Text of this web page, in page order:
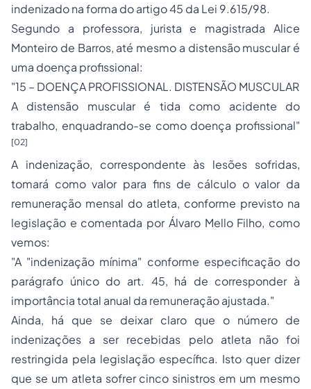
indenizado na forma do artigo 45 da Lei 9.615/98.
Segundo a professora, jurista e magistrada Alice
Monteiro de Barros, até mesmo a distensão muscular é
uma doença profissional:
"15 – DOENÇA PROFISSIONAL. DISTENSÃO MUSCULAR
A distensão muscular é tida como acidente do
trabalho, enquadrando-se como doença profissional"
[02]
A indenização, correspondente às lesões sofridas,
tomará como valor para fins de cálculo o valor da
remuneração mensal do atleta, conforme previsto na
legislação e comentada por Álvaro Mello Filho, como
vemos:
"A "indenização mínima" conforme especificação do
parágrafo único do art. 45, há de corresponder à
importância total anual da remuneração ajustada."
Ainda, há que se deixar claro que o número de
indenizações a ser recebidas pelo atleta não foi
restringida pela legislação específica. Isto quer dizer
que se um atleta sofrer cinco sinistros em um mesmo